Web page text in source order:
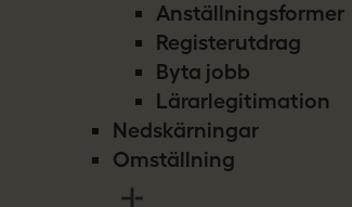
Anställningsformer
Registerutdrag
Byta jobb
Lärarlegitimation
Nedskärningar
Omställning